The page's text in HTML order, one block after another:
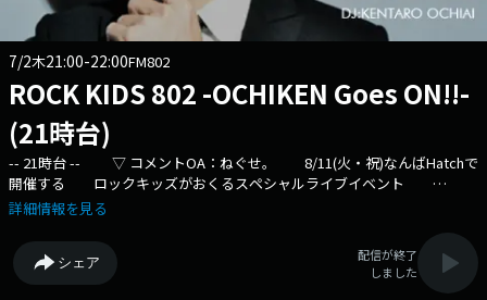
7/2木21:00-22:00FM802
ROCK KIDS 802 -OCHIKEN Goes ON!!-
(21時台)
-- 21時台 -- ▽ コメントOA：ねぐせ。 8/11(火・祝)なんばHatchで
開催する ロックキッズがおくるスペシャルライブイベント
HIGH!HIGH!HIGH!に出演してくれる 「 ねぐせ。 」からメッセージ到
ン HIGH!HIGH!HIGH!にも出演してくれるバンド “猫セゾ”スタジオ
に登場！！ さらに新曲「VEGAVEGA」ラジオ初オンエアもあり！
▽ 「 今日の14才 」 リスナーの中のダイヤモンド世代'14才'に ス
詳細情報を見る
シェア
配信が終了
しました